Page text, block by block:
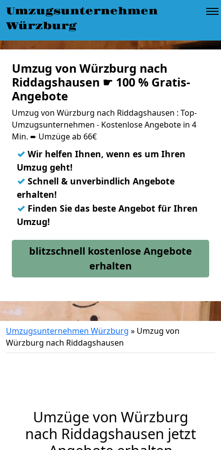
Umzugsunternehmen
Würzburg
Umzug von Würzburg nach
Riddagshausen ☛ 100 % Gratis-
Angebote
Umzug von Würzburg nach Riddagshausen : Top-
Umzugsunternehmen - Kostenlose Angebote in 4
Min. ➨ Umzüge ab 66€
✓ Wir helfen Ihnen, wenn es um Ihren
Umzug geht!
✓ Schnell & unverbindlich Angebote
erhalten!
✓ Finden Sie das beste Angebot für Ihren
Umzug!
blitzschnell kostenlose Angebote
erhalten
Umzugsunternehmen Würzburg » Umzug von
Würzburg nach Riddagshausen
Umzüge von Würzburg
nach Riddagshausen jetzt